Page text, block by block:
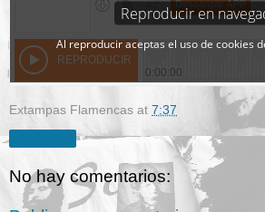
Extampas Flamencas at 7:37
No hay comentarios: